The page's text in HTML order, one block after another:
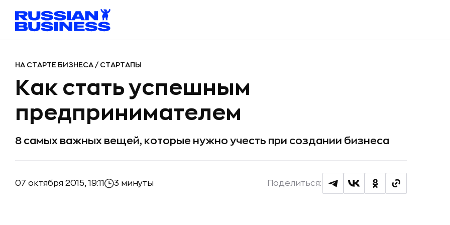
НА СТАРТЕ БИЗНЕСА / СТАРТАПЫ
Как стать успешным
предпринимателем
8 самых важных вещей, которые нужно учесть при создании бизнеса
07 октября 2015, 19:11 3 минуты Поделиться: